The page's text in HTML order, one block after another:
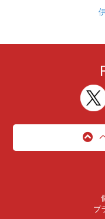
プ